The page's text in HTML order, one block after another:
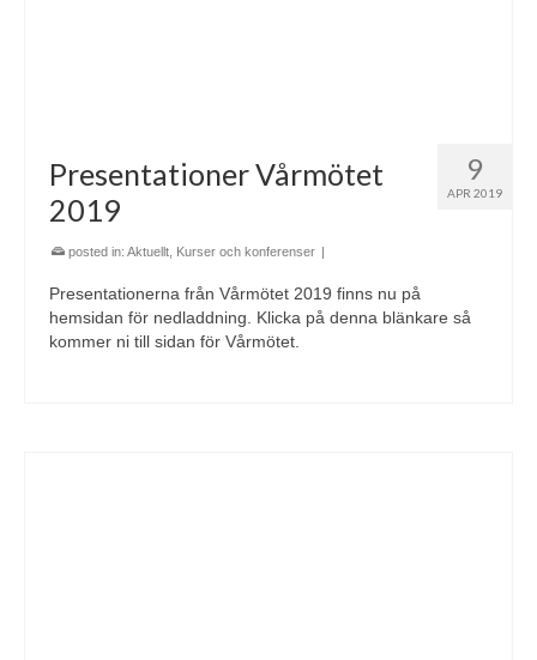
9
APR 2019
Presentationer Vårmötet
2019
posted in: Aktuellt Kurser och konferenser |
Presentationerna från Vårmötet 2019 finns nu på
hemsidan för nedladdning. Klicka på denna blänkare så
kommer ni till sidan för Vårmötet.